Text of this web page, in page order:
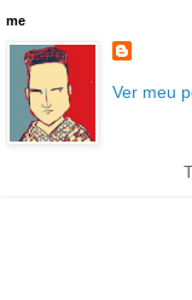
me
Ver meu